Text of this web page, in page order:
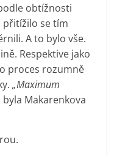
obtížnosti
přitížilo se tím
A to bylo vše.
Respektive jako
proces rozumně
„Maximum
Makarenkova